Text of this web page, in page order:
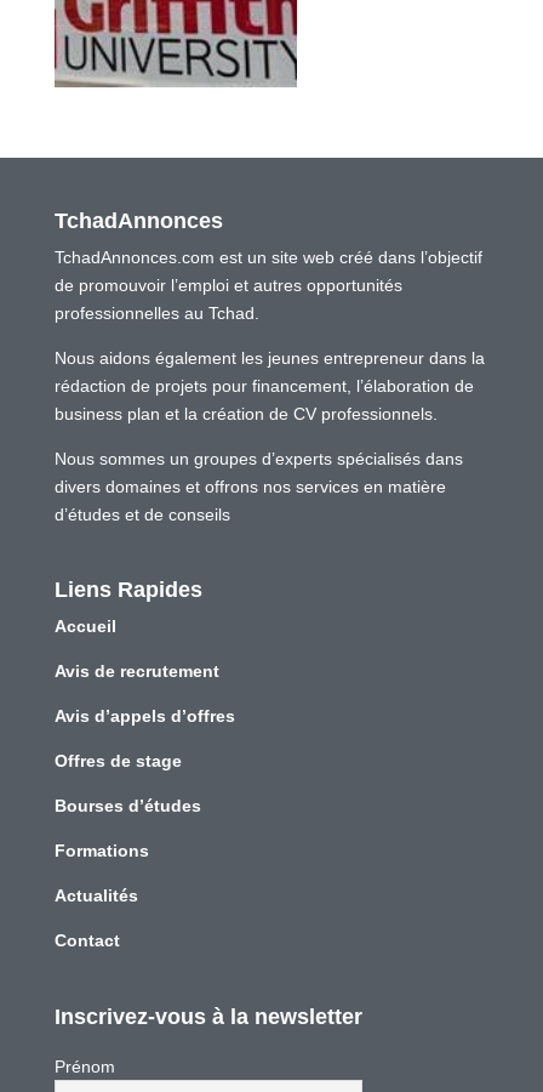
TchadAnnonces
TchadAnnonces.com est un site web créé dans l’objectif
de promouvoir l’emploi et autres opportunités
professionnelles au Tchad.
Nous aidons également les jeunes entrepreneur dans la
rédaction de projets pour financement, l’élaboration de
business plan et la création de CV professionnels.
Nous sommes un groupes d’experts spécialisés dans
divers domaines et offrons nos services en matière
d’études et de conseils
Liens Rapides
Accueil
Avis de recrutement
Avis d’appels d’offres
Offres de stage
Bourses d’études
Formations
Actualités
Contact
Inscrivez-vous à la newsletter
Prénom